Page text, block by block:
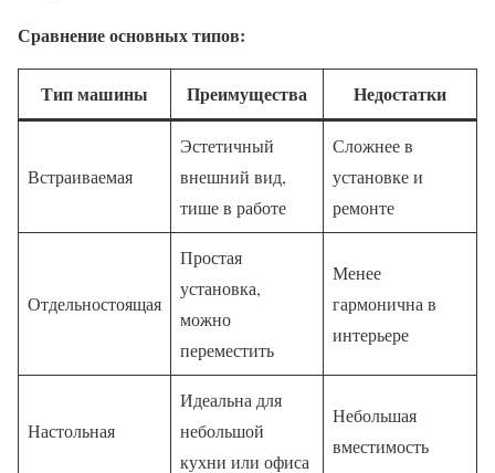
Сравнение основных типов:
Тип машины Преимущества Недостатки
Встраиваемая
Эстетичный
внешний вид,
тише в работе
Сложнее в
установке и
ремонте
Отдельностоящая
Простая
установка,
можно
переместить
Менее
гармонична в
интерьере
Настольная
Идеальна для
небольшой
кухни или офиса
Небольшая
вместимость